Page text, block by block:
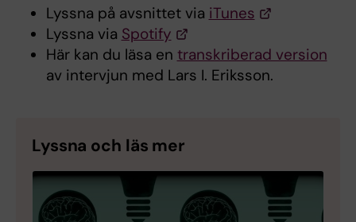
Lyssna på avsnittet via iTunes
Lyssna via Spotify
Här kan du läsa en transkriberad version
av intervjun med Lars I. Eriksson.
Lyssna och läs mer